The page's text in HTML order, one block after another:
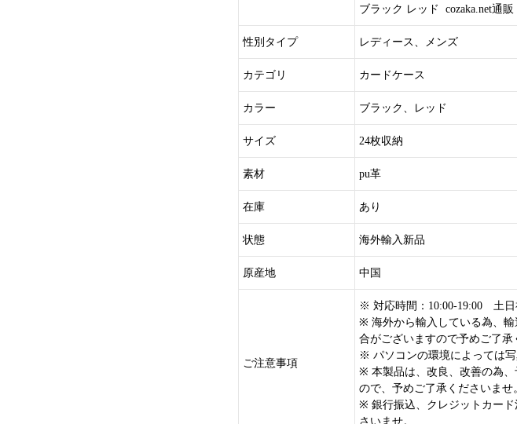
ブラック レッド cozaka.net通販
性別タイプ レディース、メンズ
カテゴリ カードケース
カラー ブラック、レッド
サイズ 24枚収納
素材 pu革
在庫 あり
状態 海外輸入新品
原産地 中国
ご注意事項
※ 対応時間：10:00-19:00 土日
※ 海外から輸入している為、
合がございますので予めご了承
※ パソコンの環境によっては
※ 本製品は、改良、改善の為
ので、予めご了承くださいませ
※ 銀行振込、クレジットカー
さいませ。